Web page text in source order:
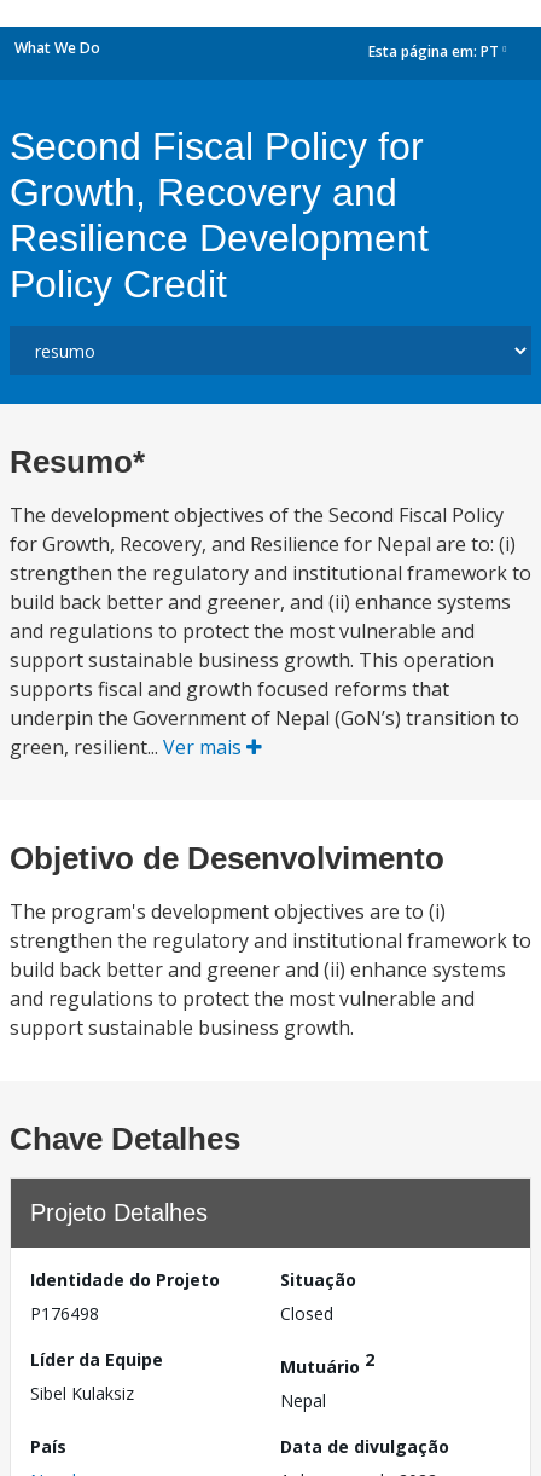
What We Do Esta página em: PT
Second Fiscal Policy for
Growth, Recovery and
Resilience Development
Policy Credit
Resumo*
The development objectives of the Second Fiscal Policy
for Growth, Recovery, and Resilience for Nepal are to: (i)
strengthen the regulatory and institutional framework to
build back better and greener, and (ii) enhance systems
and regulations to protect the most vulnerable and
support sustainable business growth. This operation
supports fiscal and growth focused reforms that
underpin the Government of Nepal (GoN’s) transition to
green, resilient... Ver mais
Objetivo de Desenvolvimento
The program's development objectives are to (i)
strengthen the regulatory and institutional framework to
build back better and greener and (ii) enhance systems
and regulations to protect the most vulnerable and
support sustainable business growth.
Chave Detalhes
Projeto Detalhes
Identidade do Projeto
P176498
Situação
Closed
Líder da Equipe
Sibel Kulaksiz
Mutuário 2
Nepal
País
Data de divulgação